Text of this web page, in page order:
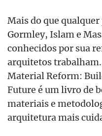
Mais do que
Gormley, Islam e
conhecidos por sua
arquitetos
Material Reform:
Future é um livro de
materiais e
arquitetura mais